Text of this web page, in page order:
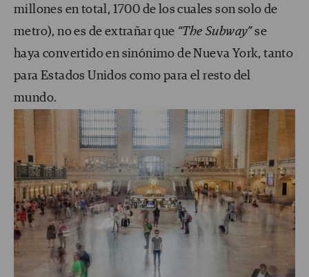
millones en total, 1700 de los cuales son solo de
metro), no es de extrañar que “The Subway” se
haya convertido en sinónimo de Nueva York, tanto
para Estados Unidos como para el resto del
mundo.